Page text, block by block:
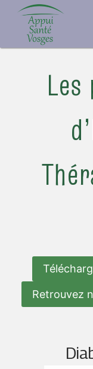
Aller
contenu
Retrouvez